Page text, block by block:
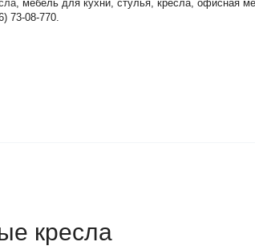
, мебель для кухни, стулья, кресла, офисная
73-08-770.
кресла